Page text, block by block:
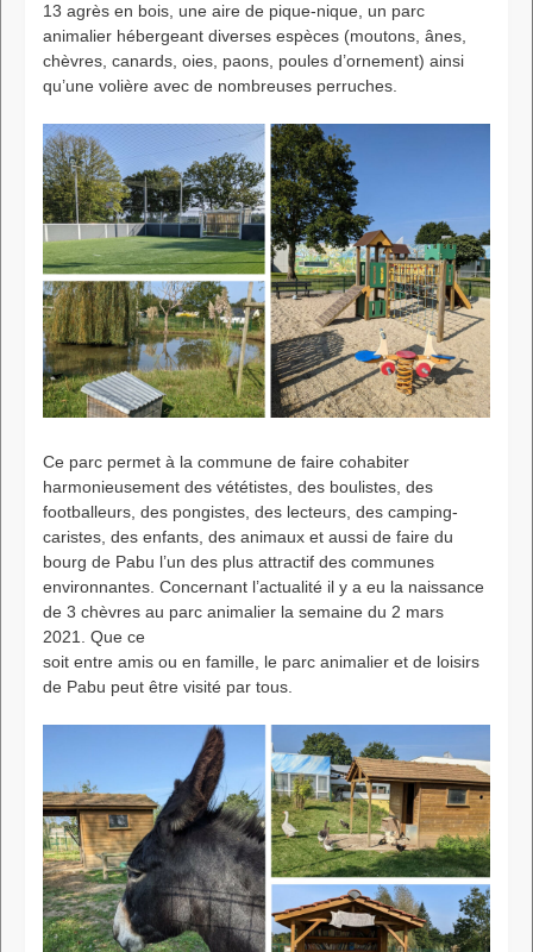
13 agrès en bois, une aire de pique-nique, un parc
animalier hébergeant diverses espèces (moutons, ânes,
chèvres, canards, oies, paons, poules d’ornement) ainsi
qu’une volière avec de nombreuses perruches.
Ce parc permet à la commune de faire cohabiter
harmonieusement des vététistes, des boulistes, des
footballeurs, des pongistes, des lecteurs, des camping-
caristes, des enfants, des animaux et aussi de faire du
bourg de Pabu l’un des plus attractif des communes
environnantes. Concernant l’actualité il y a eu la naissance
de 3 chèvres au parc animalier la semaine du 2 mars
2021. Que ce
soit entre amis ou en famille, le parc animalier et de loisirs
de Pabu peut être visité par tous.